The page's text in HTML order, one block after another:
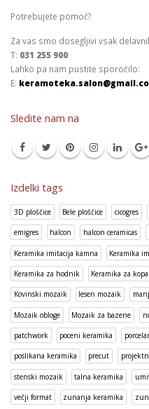
Potrebujete pomoč?
Za vas smo dosegljivi vsak
T: 031 255 900
Lahko pa nam pustite sporočilo:
E:
Sledite nam na
Izdelki tags
3D ploščice Bele ploščice cicogres
emigres halcon halcon ceramicas
Keramika imitacija kamna Keramika
Keramika za hodnik Keramika za
Kovinski mozaik lesen mozaik
Mozaik obloge Mozaik za bazene
patchwork poceni keramika
poslikana keramika precut
stenski mozaik talna keramika
večji format zunanja keramika